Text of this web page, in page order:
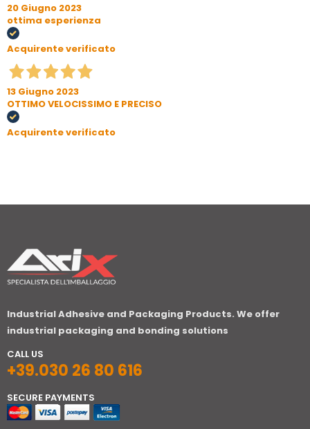
20 Giugno 2023
ottima esperienza
Acquirente verificato
13 Giugno 2023
OTTIMO VELOCISSIMO E PRECISO
Acquirente verificato
Industrial Adhesive and Packaging Products. We offer
industrial packaging and bonding solutions
CALL US
+39.030 26 80 616
SECURE PAYMENTS